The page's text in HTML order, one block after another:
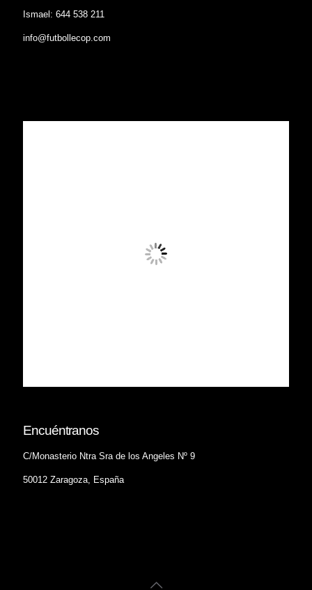
Ismael: 644 538 211
info@futbollecop.com
Encuéntranos
C/Monasterio Ntra Sra de los Angeles Nº 9
50012 Zaragoza, España